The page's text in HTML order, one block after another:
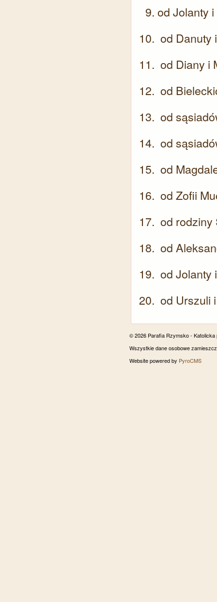
od Jolanty
od
od Diany i
od
od
od
od
od Zofii
od
od
od Jolanty
od Urszuli
© 2026 Parafia Rzymsko -
Wszystkie dane osobowe
Website powered by PyroCMS